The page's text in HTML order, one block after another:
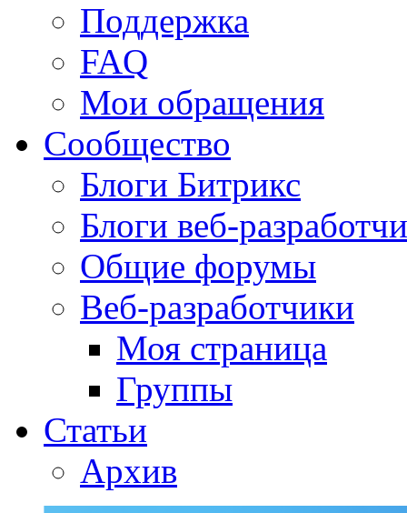
Поддержка
FAQ
Мои обращения
Сообщество
Блоги Битрикс
Блоги веб-
Общие форумы
Веб-разработчики
Моя страница
Группы
Статьи
Архив